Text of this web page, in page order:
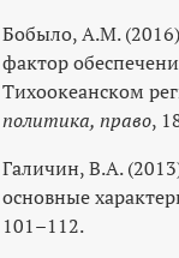
Бобыло, А.М.
фактор
Тихоокеанском
политика, право,
Галичин, В.А.
основные
101–112.